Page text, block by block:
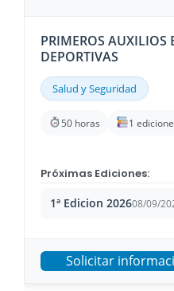
PRIMEROS AUXILIOS
DEPORTIVAS
Salud y Seguridad
50 horas 1
Próximas Ediciones:
1ª Edicion 202608/09/
Solicitar